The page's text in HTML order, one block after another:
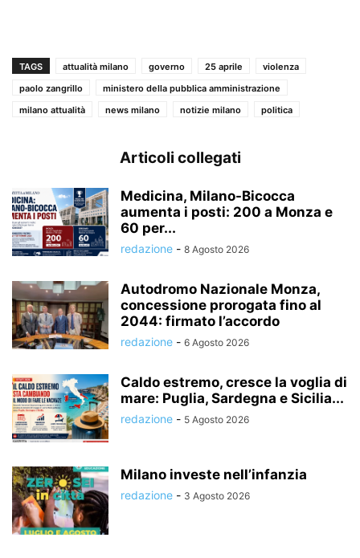
TAGS attualità milano governo 25 aprile
violenza
paolo zangrillo
ministero della pubblica amministrazione
milano attualità
news milano notizie milano politica
Articoli collegati
Medicina, Milano-Bicocca
aumenta i posti: 200 a Monza e
60 per...
redazione - 8 Agosto 2026
Autodromo Nazionale Monza,
concessione prorogata fino al
2044: firmato l’accordo
redazione - 6 Agosto 2026
Caldo estremo, cresce la voglia di
mare: Puglia, Sardegna e Sicilia...
redazione - 5 Agosto 2026
Milano investe nell’infanzia
redazione - 3 Agosto 2026